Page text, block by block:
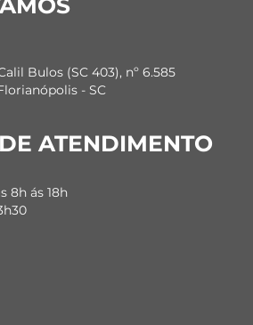
Bulos (SC 403), nº 6.585
- SC
ATENDIMENTO
8h ás 18h